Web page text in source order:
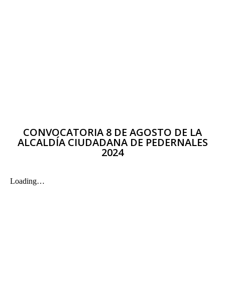
CONVOCATORIA 8 DE AGOSTO DE LA
ALCALDÍA CIUDADANA DE PEDERNALES
2024